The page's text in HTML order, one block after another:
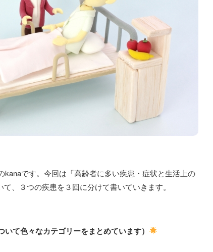
です。今回は「高齢者に多い疾患・症状と生活上の
、３つの疾患を３回に分けて書いていきます。
いて色々なカテゴリーをまとめています）